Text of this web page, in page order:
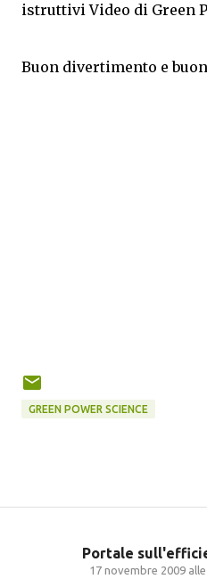
istruttivi Video di Green
Buon divertimento e
GREEN POWER SCIENCE
Portale
17 novembre 2009